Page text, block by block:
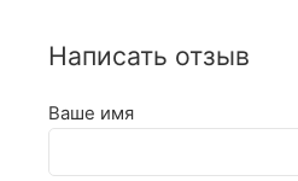
Написать отзыв
Ваше имя